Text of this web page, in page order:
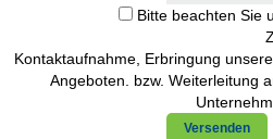
Bitte beachten Sie
Kontaktaufnahme, Erbringung
Angeboten. bzw. Weiterleitung
Versenden